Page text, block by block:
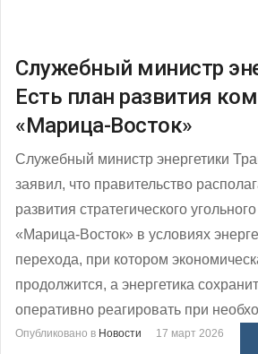
Служебный министр
Есть план развития
«Марица-Восток»
Служебный министр энергетики
заявил, что правительство
развития стратегического
«Марица-Восток» в условиях
перехода, при котором
продолжится, а энергетика
оперативно реагировать при
Опубликовано в Новости 17 март 2026